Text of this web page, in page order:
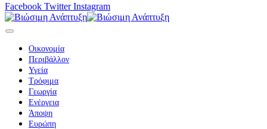
Facebook Twitter Instagram
Οικονομία
Περιβάλλον
Υγεία
Τρόφιμα
Γεωργία
Ενέργεια
Άποψη
Ευρώπη